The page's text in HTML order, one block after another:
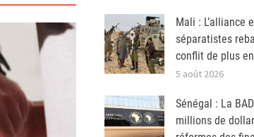
Mali : L’alliance
séparatistes
conflit de plus
5 août 2026
Sénégal : La
millions de